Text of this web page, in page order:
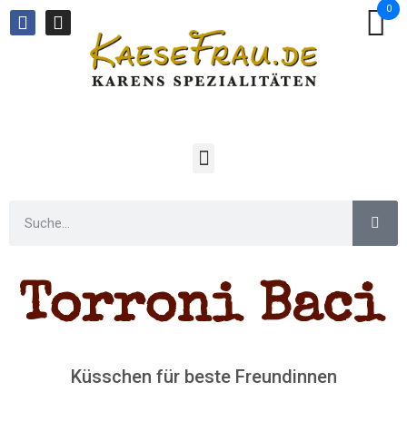
0
Torroni Baci
Küsschen für beste Freundinnen